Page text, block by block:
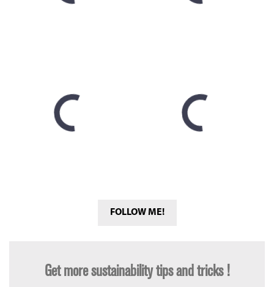
FOLLOW ME!
Get more sustainability tips and tricks !